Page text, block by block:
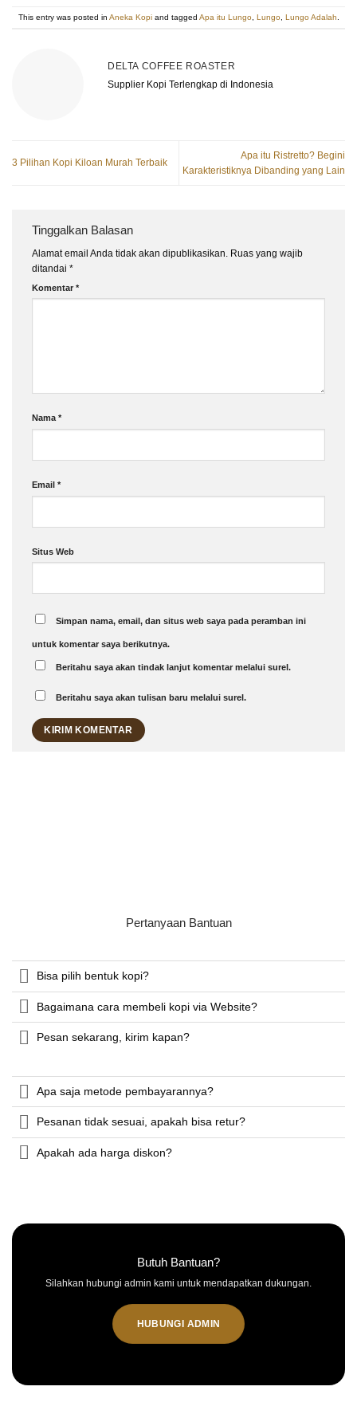
This entry was posted in Aneka Kopiand tagged Apa itu Lungo, Lungo, Lungo Adalah
DELTA COFFEE ROASTER
Supplier Kopi Terlengkap di Indonesia
3 Pilihan Kopi Kiloan Murah Terbaik
Apa itu Ristretto? Begini
Karakteristiknya Dibanding yang Lain
Tinggalkan Balasan
Alamat email Anda tidak akan dipublikasikan. Ruas yang wajib
ditandai *
Komentar *
Nama*
Email *
Situs Web
Simpan nama, email, dan situs web saya pada peramban ini
untuk komentar saya berikutnya.
Beritahu saya akan tindak lanjut komentar melalui surel.
Beritahu saya akan tulisan baru melalui surel.
Pertanyaan Bantuan
Bisa pilih bentuk kopi?
Bagaimana cara membeli kopi via Website?
Pesan sekarang, kirim kapan?
Apa saja metode pembayarannya?
Pesanan tidak sesuai, apakah bisa retur?
Apakah ada harga diskon?
Butuh Bantuan?
Silahkan hubungi admin kami untuk mendapatkan dukungan.
HUBUNGI ADMIN